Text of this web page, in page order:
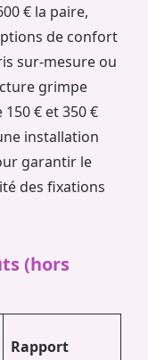
€ la paire,
de confort
sur-mesure ou
grimpe
€ et 350 €
installation
garantir le
des fixations
(hors
Rapport